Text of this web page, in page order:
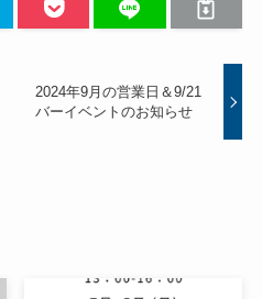
2024年9月の営業日＆9/21
バーイベントのお知らせ